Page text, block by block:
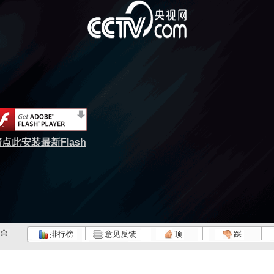
点此安装最新Flash
排行榜 意见反馈 顶 踩